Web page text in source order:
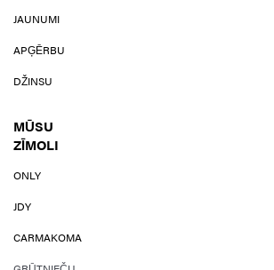
JAUNUMI
APĢĒRBU
DŽINSU
MŪSU
ZĪMOLI
ONLY
JDY
CARMAKOMA